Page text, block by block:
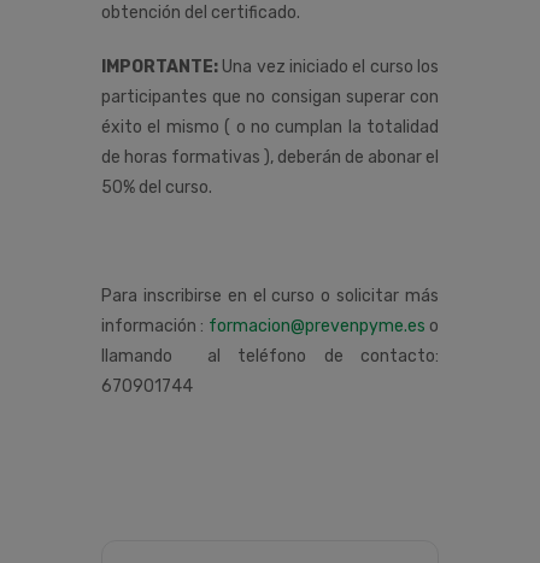
obtención del certificado.
IMPORTANTE: Una vez iniciado el curso los
participantes que no consigan superar con
éxito el mismo ( o no cumplan la totalidad
de horas formativas ), deberán de abonar el
50% del curso.
Para inscribirse en el curso o solicitar más
información : formacion@prevenpyme.es o
llamando al teléfono de contacto:
670901744